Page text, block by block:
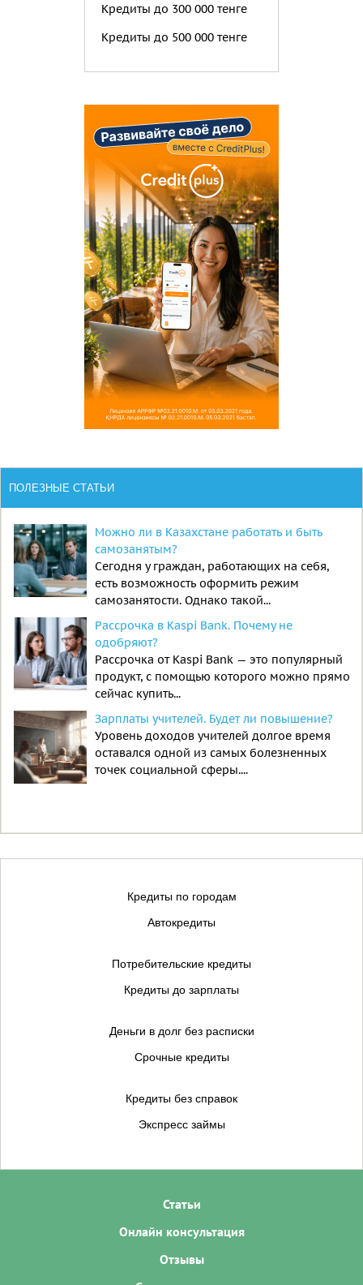
Кредиты до 300 000 тенге
Кредиты до 500 000 тенге
ПОЛЕЗНЫЕ СТАТЬИ
Можно ли в Казахстане работать и быть
самозанятым?
Сегодня у граждан, работающих на себя,
есть возможность оформить режим
самозанятости. Однако такой...
Рассрочка в Kaspi Bank. Почему не
одобряют?
Рассрочка от Kaspi Bank — это популярный
продукт, с помощью которого можно прямо
сейчас купить...
Зарплаты учителей. Будет ли повышение?
Уровень доходов учителей долгое время
оставался одной из самых болезненных
точек социальной сферы....
Кредиты по городам
Автокредиты
Потребительские кредиты
Кредиты до зарплаты
Деньги в долг без расписки
Срочные кредиты
Кредиты без справок
Экспресс займы
Статьи
Онлайн консультация
Отзывы